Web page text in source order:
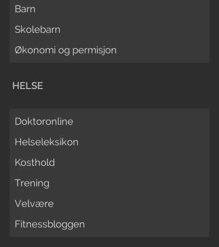
Barn
Skolebarn
Økonomi og permisjon
HELSE
Doktoronline
Helseleksikon
Kosthold
Trening
Velvære
Fitnessbloggen